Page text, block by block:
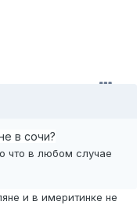
в сочи?
что в любом случае
и в имеритинке не